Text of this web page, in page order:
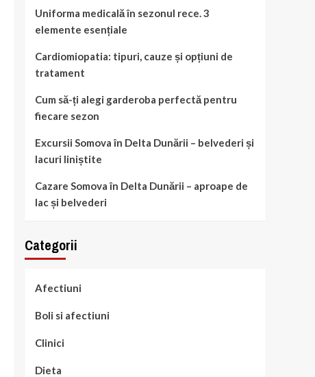
Uniforma medicală în sezonul rece. 3
elemente esențiale
Cardiomiopatia: tipuri, cauze și opțiuni de
tratament
Cum să-ți alegi garderoba perfectă pentru
fiecare sezon
Excursii Somova în Delta Dunării – belvederi și
lacuri liniștite
Cazare Somova în Delta Dunării – aproape de
lac și belvederi
Categorii
Afectiuni
Boli si afectiuni
Clinici
Dieta